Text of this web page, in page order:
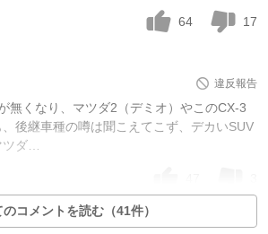
64 17
違反報告
無くなり、マツダ2（デミオ）やこのCX-3
後継車種の噂は聞こえてこず、デカいSUV
ダ…
のコメントを読む（41件）